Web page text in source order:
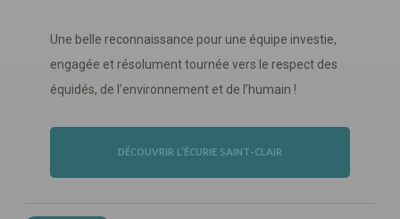
Une belle reconnaissance pour une équipe investie,
engagée et résolument tournée vers le respect des
équidés, de l’environnement et de l’humain !
DÉCOUVRIR L'ÉCURIE SAINT-CLAIR